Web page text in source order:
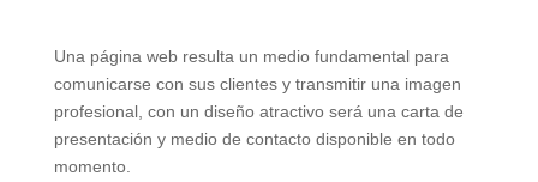
Una página web resulta un medio fundamental para
comunicarse con sus clientes y transmitir una imagen
profesional, con un diseño atractivo será una carta de
presentación y medio de contacto disponible en todo
momento.